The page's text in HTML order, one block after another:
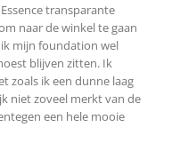
transparante
naar de winkel te gaan
mijn foundation wel
blijven zitten. Ik
zoals ik een dunne laag
niet zoveel merkt van de
een hele mooie